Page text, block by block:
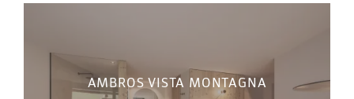
AMBROS VISTA MONTAGNA